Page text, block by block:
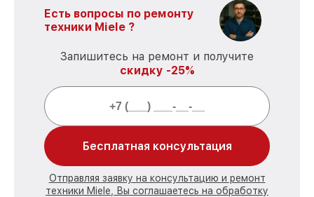
Есть вопросы по ремонту
техники Miele ?
Запишитесь на ремонт и получите
скидку -25%
Бесплатная консультация
Отправляя заявку на консультацию и ремонт
техники Miele, Вы соглашаетесь на обработку